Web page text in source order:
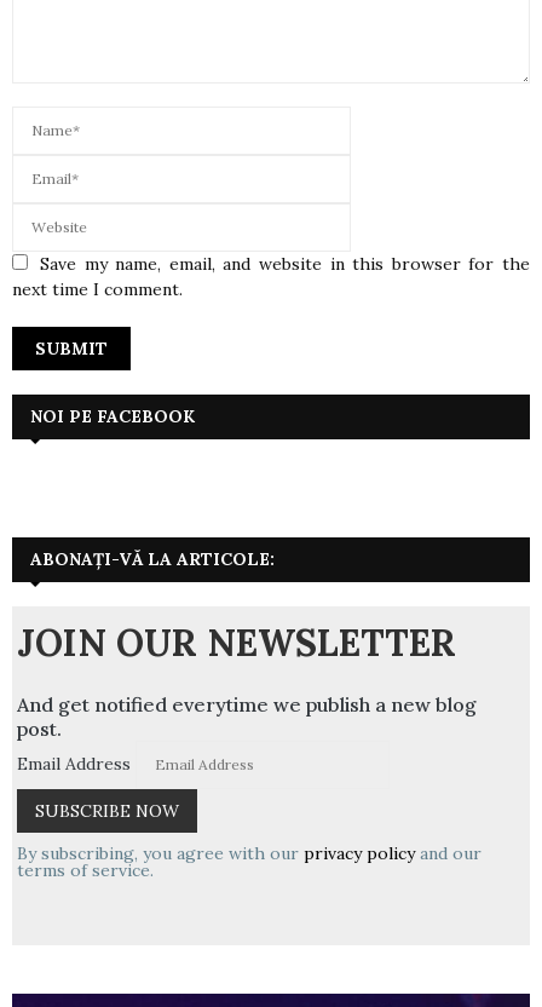
Save my name, email, and website in this browser for the
next time I comment.
NOI PE FACEBOOK
ABONAȚI-VĂ LA ARTICOLE:
JOIN OUR NEWSLETTER
And get notified everytime we publish a new blog
post.
Email Address
By subscribing, you agree with our privacy policyand our
terms of service.